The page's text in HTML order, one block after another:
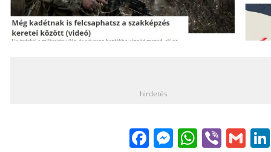
hirdetés
FacebookViber